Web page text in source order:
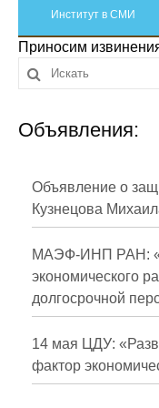
Отчетность
Материалы
Публикации
Научная жизнь
Проблемы
О
Номера
Институт в СМИ
Приносим
Объявления:
Объявление о
Кузнецова
МАЭФ-ИНП РАН:
экономического
долгосрочной
14 мая ЦДУ:
фактор